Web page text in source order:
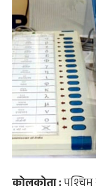
कोलकोता :पश्चिम